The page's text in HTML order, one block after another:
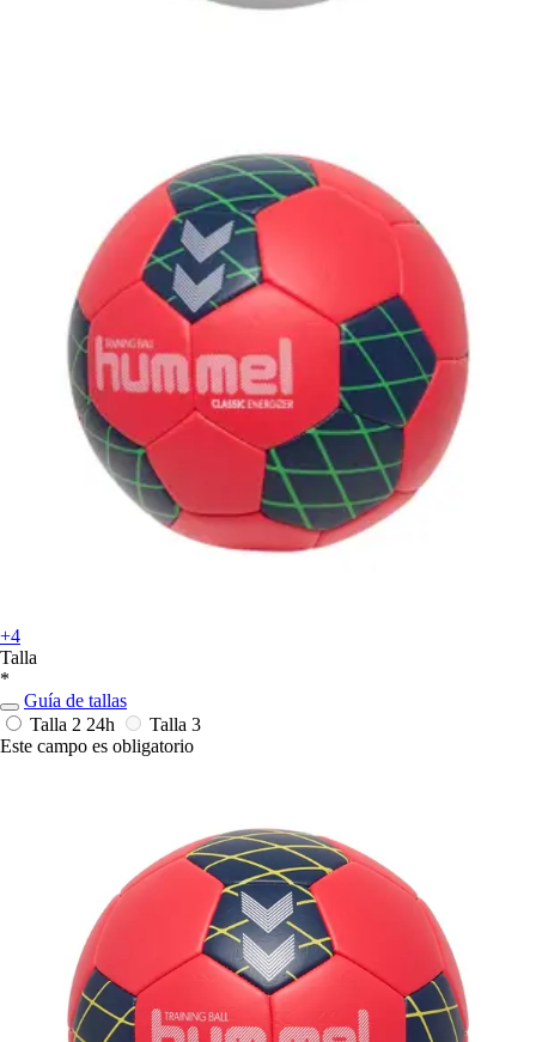
+4
Talla
*
Guía de tallas
Talla 2 24h
Talla 3
Este campo es obligatorio